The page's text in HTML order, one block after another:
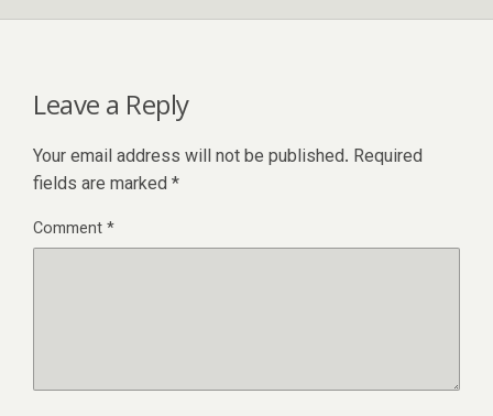
Leave a Reply
Your email address will not be published. Required
fields are marked *
Comment*